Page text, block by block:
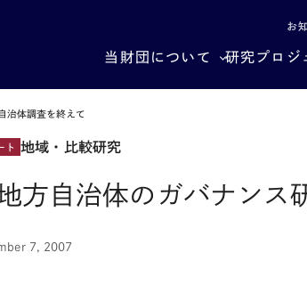
お
当財団について 研究プロジ
治体調査を終えて
ト 地域・比較研究
地方自治体のガバナンス
7, 2007